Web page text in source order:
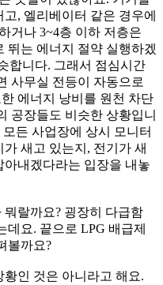
, 엘리베이터 같은 경우에
거나 3~4층 이하 저층은
뛰는 에너지 절약 실행하겠
합니다. 그래서 점심시간
사무실 전등이 자동으로
에너지 낭비를 원천 차단
공장들도 비슷한 상황입니
든 사업장에 상시 모니터
새고 있는지, 전기가 새
내겠다라는 입장을 내놓
랄까요? 굉장히 다급함
데요. 끝으로 LPG 배급제
볼까요?
인 것은 아니라고 해요.